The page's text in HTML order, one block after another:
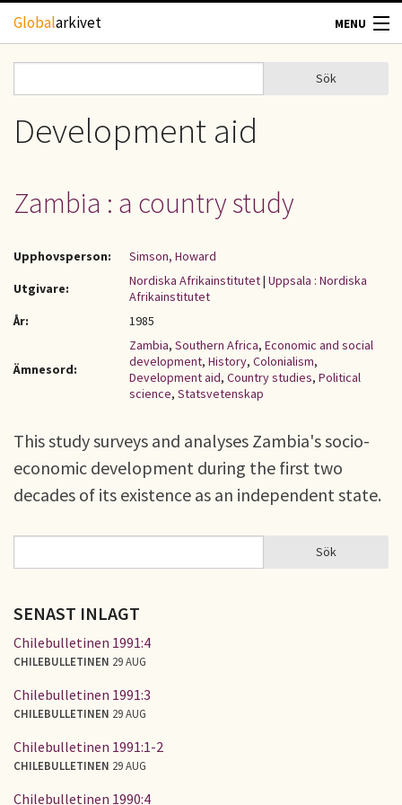
Hoppa till huvudinnehåll
Globalarkivet MENU
TIDSKRIFTER
UPPHOVSRÄTT
OM OSS
Sökformulär
Sök
Development aid
Zambia : a country study
Upphovsperson:
Simson, Howard
Utgivare:
Nordiska Afrikainstitutet| Uppsala : Nordiska
Afrikainstitutet
År:
1985
Ämnesord:
Zambia, Southern Africa, Economic and social
development, History, Colonialism,
Development aid, Country studies, Political
science, Statsvetenskap
This study surveys and analyses Zambia's socio-
economic development during the first two
decades of its existence as an independent state.
SÖKFORMULÄR Sök
SENAST INLAGT
Chilebulletinen 1991:4
CHILEBULLETINEN 29 AUG
Chilebulletinen 1991:3
CHILEBULLETINEN 29 AUG
Chilebulletinen 1991:1-2
CHILEBULLETINEN 29 AUG
Chilebulletinen 1990:4